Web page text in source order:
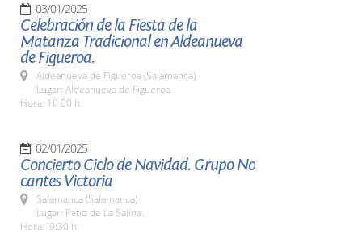
03/01/2025
Celebración de la Fiesta de la
Matanza Tradicional en Aldeanueva
de Figueroa.
Aldeanueva de Figueroa (Salamanca)
Lugar: Aldeanueva de Figueroa
Hora: 10:00 h.
02/01/2025
Concierto Ciclo de Navidad. Grupo No
cantes Victoria
Salamanca (Salamanca)
Lugar: Patio de La Salina.
Hora: !9:30 h.